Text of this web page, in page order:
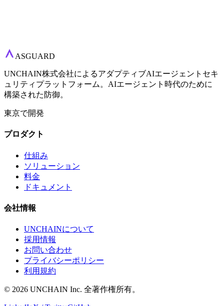
ASGUARD
UNCHAIN株式会社によるアダプティブAIエージェントセキ
ュリティプラットフォーム。AIエージェント時代のために
構築された防御。
東京で開発
プロダクト
仕組み
ソリューション
料金
ドキュメント
会社情報
UNCHAINについて
採用情報
お問い合わせ
プライバシーポリシー
利用規約
© 2026 UNCHAIN Inc. 全著作権所有。